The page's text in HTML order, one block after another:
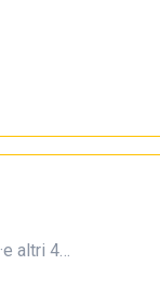
·e altri 4…